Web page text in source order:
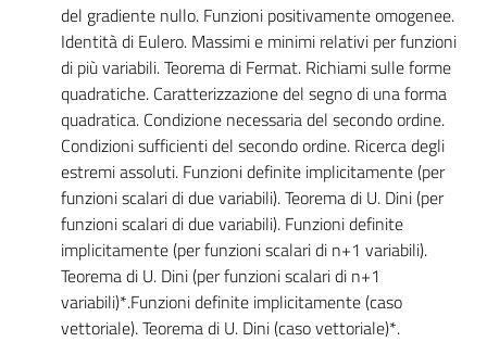
del gradiente nullo. Funzioni positivamente omogenee.
Identità di Eulero. Massimi e minimi relativi per funzioni
di più variabili. Teorema di Fermat. Richiami sulle forme
quadratiche. Caratterizzazione del segno di una forma
quadratica. Condizione necessaria del secondo ordine.
Condizioni sufficienti del secondo ordine. Ricerca degli
estremi assoluti. Funzioni definite implicitamente (per
funzioni scalari di due variabili). Teorema di U. Dini (per
funzioni scalari di due variabili). Funzioni definite
implicitamente (per funzioni scalari di n+1 variabili).
Teorema di U. Dini (per funzioni scalari di n+1
variabili)*.Funzioni definite implicitamente (caso
vettoriale). Teorema di U. Dini (caso vettoriale)*.